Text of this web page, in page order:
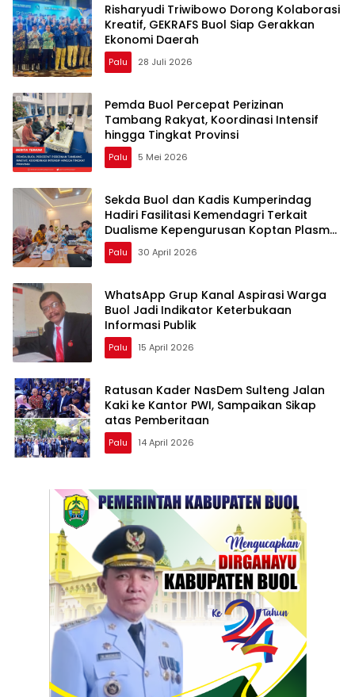
Risharyudi Triwibowo Dorong Kolaborasi
Kreatif, GEKRAFS Buol Siap Gerakkan
Ekonomi Daerah
Palu 28 Juli 2026
Pemda Buol Percepat Perizinan
Tambang Rakyat, Koordinasi Intensif
hingga Tingkat Provinsi
Palu 5 Mei 2026
Sekda Buol dan Kadis Kumperindag
Hadiri Fasilitasi Kemendagri Terkait
Dualisme Kepengurusan Koptan Plasma
Amanah
Palu 30 April 2026
WhatsApp Grup Kanal Aspirasi Warga
Buol Jadi Indikator Keterbukaan
Informasi Publik
Palu 15 April 2026
Ratusan Kader NasDem Sulteng Jalan
Kaki ke Kantor PWI, Sampaikan Sikap
atas Pemberitaan
Palu 14 April 2026